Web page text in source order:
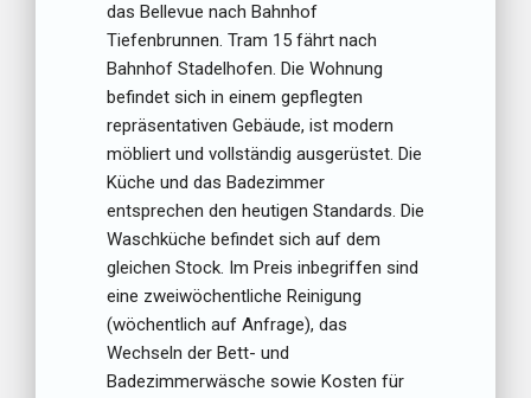
das Bellevue nach Bahnhof
Tiefenbrunnen. Tram 15 fährt nach
Bahnhof Stadelhofen. Die Wohnung
befindet sich in einem gepflegten
repräsentativen Gebäude, ist modern
möbliert und vollständig ausgerüstet. Die
Küche und das Badezimmer
entsprechen den heutigen Standards. Die
Waschküche befindet sich auf dem
gleichen Stock. Im Preis inbegriffen sind
eine zweiwöchentliche Reinigung
(wöchentlich auf Anfrage), das
Wechseln der Bett- und
Badezimmerwäsche sowie Kosten für